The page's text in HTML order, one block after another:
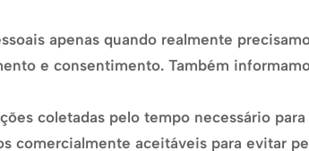
apenas quando realmente
e consentimento. Também
coletadas pelo tempo necessário
comercialmente aceitáveis para evitar